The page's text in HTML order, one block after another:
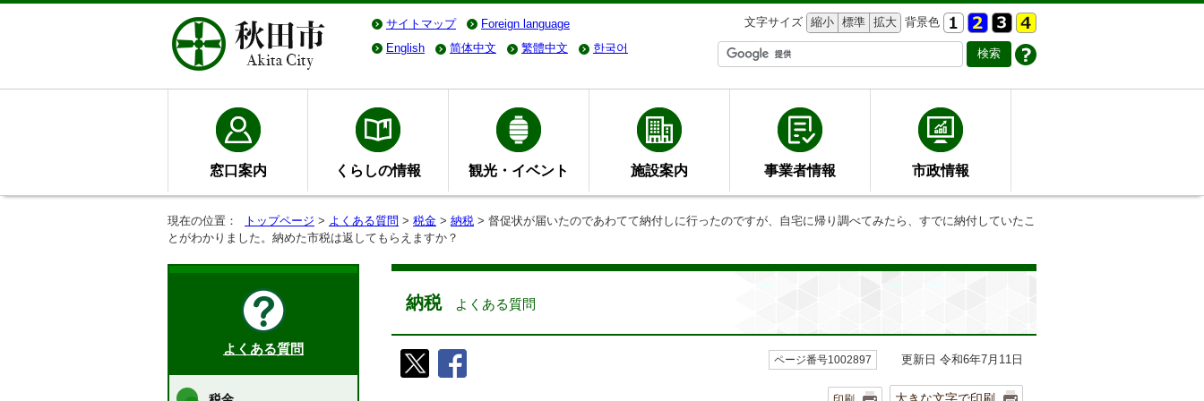
サイトマップ Foreign language 文字サイズ 縮小 標準 拡大 背景色
English
简体中文 繁體中文 한국어
窓口案内 くらしの情報 観光・イベント 施設案内 事業者情報 市政情報
現在の位置： トップページ > よくある質問 > 税金 > 納税 > 督促状が届いたのであわてて納付しに行ったのですが、自宅に帰り調べてみたら、すでに納付していたこ
とがわかりました。納めた市税は返してもらえますか？
納税よくある質問
ページ番号1002897 更新日 令和6年7月11日
よくある質問